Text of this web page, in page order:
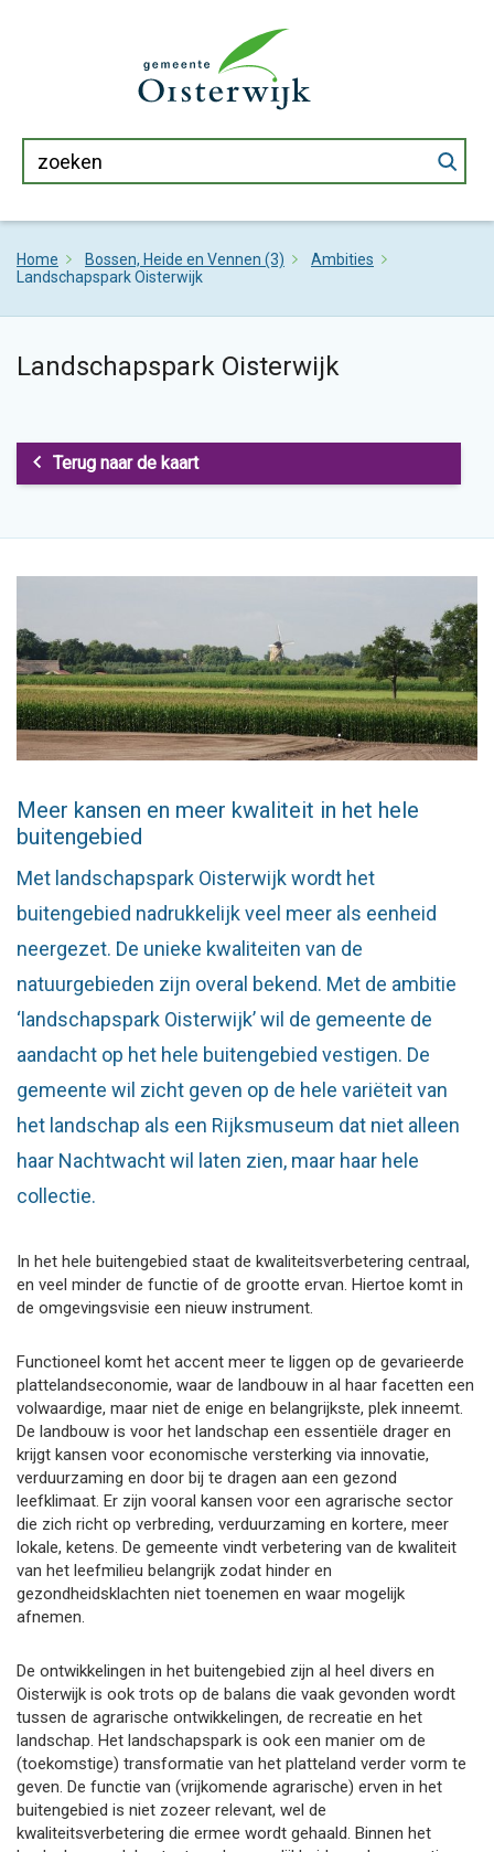
Home Bossen, Heide en Vennen (3)
Ambities
Landschapspark Oisterwijk
Landschapspark Oisterwijk
Terug naar de kaart
Meer kansen en meer kwaliteit in het hele
buitengebied
Met landschapspark Oisterwijk wordt het
buitengebied nadrukkelijk veel meer als eenheid
neergezet. De unieke kwaliteiten van de
natuurgebieden zijn overal bekend. Met de ambitie
‘landschapspark Oisterwijk’ wil de gemeente de
aandacht op het hele buitengebied vestigen. De
gemeente wil zicht geven op de hele variëteit van
het landschap als een Rijksmuseum dat niet alleen
haar Nachtwacht wil laten zien, maar haar hele
collectie.
In het hele buitengebied staat de kwaliteitsverbetering centraal,
en veel minder de functie of de grootte ervan. Hiertoe komt in
de omgevingsvisie een nieuw instrument.
Functioneel komt het accent meer te liggen op de gevarieerde
plattelandseconomie, waar de landbouw in al haar facetten een
volwaardige, maar niet de enige en belangrijkste, plek inneemt.
De landbouw is voor het landschap een essentiële drager en
krijgt kansen voor economische versterking via innovatie,
verduurzaming en door bij te dragen aan een gezond
leefklimaat. Er zijn vooral kansen voor een agrarische sector
die zich richt op verbreding, verduurzaming en kortere, meer
lokale, ketens. De gemeente vindt verbetering van de kwaliteit
van het leefmilieu belangrijk zodat hinder en
gezondheidsklachten niet toenemen en waar mogelijk
afnemen.
De ontwikkelingen in het buitengebied zijn al heel divers en
Oisterwijk is ook trots op de balans die vaak gevonden wordt
tussen de agrarische ontwikkelingen, de recreatie en het
landschap. Het landschapspark is ook een manier om de
(toekomstige) transformatie van het platteland verder vorm te
geven. De functie van (vrijkomende agrarische) erven in het
buitengebied is niet zozeer relevant, wel de
kwaliteitsverbetering die ermee wordt gehaald. Binnen het